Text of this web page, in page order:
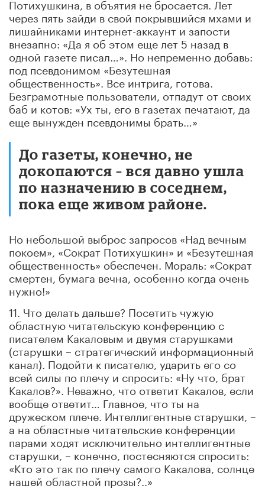
Потихушкина, в объятия не бросается. Лет
через пять зайди в свой покрывшийся мхами и
лишайниками интернет-аккаунт и запости
внезапно: «Да я об этом еще лет 5 назад в
одной газете писал…». Но непременно добавь:
под псевдонимом «Безутешная
общественность». Все интрига, готова.
Безграмотные пользователи, отпадут от своих
баб и котов: «Ух ты, его в газетах печатают, да
еще вынужден псевдонимы брать…»
До газеты, конечно, не
докопаются – вся давно ушла
по назначению в соседнем,
пока еще живом районе.
Но небольшой выброс запросов «Над вечным
покоем», «Сократ Потихушкин» и «Безутешная
общественность» обеспечен. Мораль: «Сократ
смертен, бумага вечна, особенно когда очень
нужно!»
11. Что делать дальше? Посетить чужую
областную читательскую конференцию с
писателем Какаловым и двумя старушками
(старушки – стратегический информационный
канал). Подойти к писателю, ударить его со
всей силы по плечу и спросить: «Ну что, брат
Какалов?». Неважно, что ответит Какалов, если
вообще ответит… Главное, что ты на
дружеском плече. Интеллигентные старушки, –
а на областные читательские конференции
парами ходят исключительно интеллигентные
старушки, – конечно, постесняются спросить:
«Кто это так по плечу самого Какалова, солнце
нашей областной прозы?..»